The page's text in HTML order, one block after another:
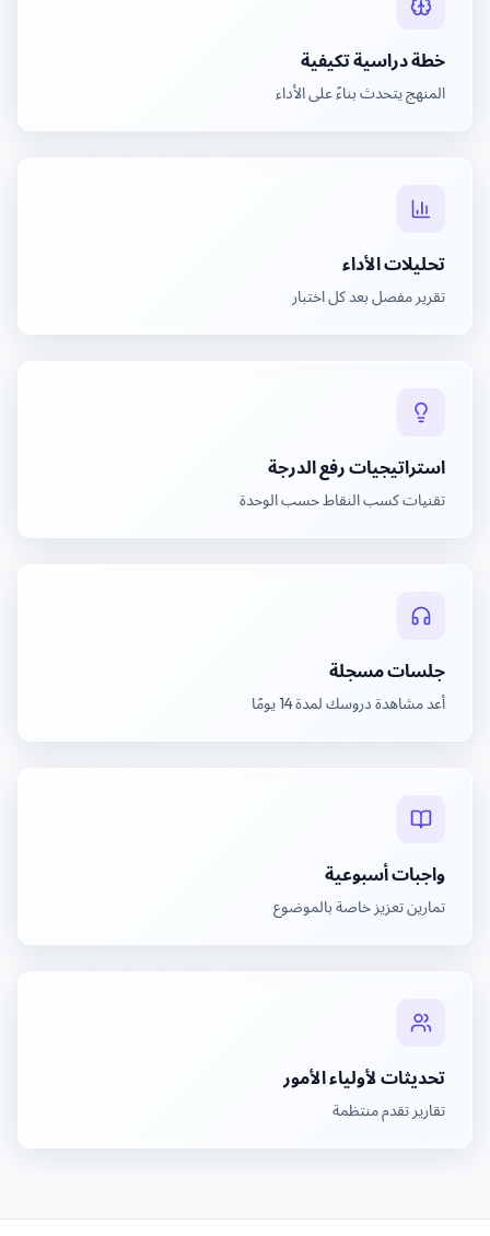
خطة دراسية تكيفية
المنهج يتحدث بناءً على الأداء
تحليلات الأداء
تقرير مفصل بعد كل اختبار
استراتيجيات رفع الدرجة
تقنيات كسب النقاط حسب الوحدة
جلسات مسجلة
أعد مشاهدة دروسك لمدة 14 يومًا
واجبات أسبوعية
تمارين تعزيز خاصة بالموضوع
تحديثات لأولياء الأمور
تقارير تقدم منتظمة